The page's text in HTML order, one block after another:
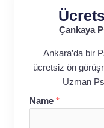
Çankaya
Ankara’da bir
ücretsiz ön
Uzman
Name *